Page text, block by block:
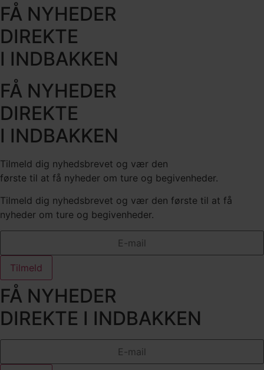
FÅ NYHEDER
DIREKTE
I INDBAKKEN
FÅ NYHEDER
DIREKTE
I INDBAKKEN
Tilmeld dig nyhedsbrevet og vær den
første til at få nyheder om ture og begivenheder.
Tilmeld dig nyhedsbrevet og vær den første til at få
nyheder om ture og begivenheder.
Tilmeld
FÅ NYHEDER
DIREKTE I INDBAKKEN